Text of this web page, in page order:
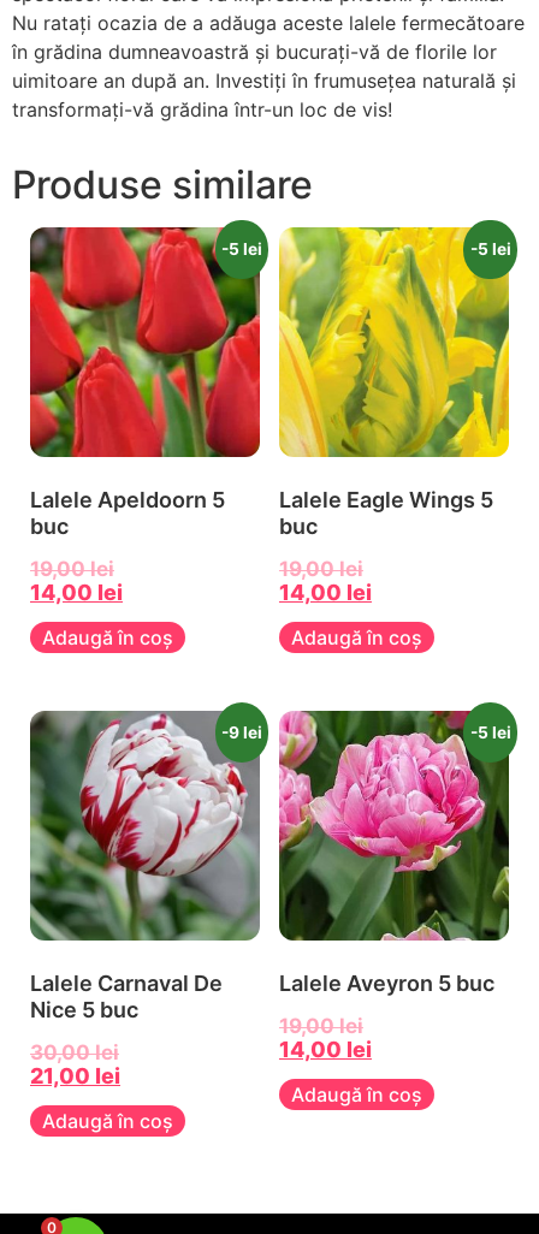
Nu ratați ocazia de a adăuga aceste lalele fermecătoare
în grădina dumneavoastră și bucurați-vă de florile lor
uimitoare an după an. Investiți în frumusețea naturală și
transformați-vă grădina într-un loc de vis!
Produse similare
-5 lei
Lalele Apeldoorn 5
buc
19,00lei
14,00 lei
Adaugă în coș
-5 lei
Lalele Eagle Wings 5
buc
19,00lei
14,00 lei
Adaugă în coș
-9 lei
Lalele Carnaval De
Nice 5 buc
30,00lei
21,00 lei
Adaugă în coș
-5 lei
Lalele Aveyron 5 buc
19,00lei
14,00 lei
Adaugă în coș
0